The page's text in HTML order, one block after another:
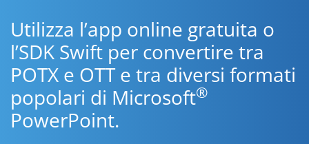
Utilizza l’app online gratuita o
l’SDK Swift per convertire tra
POTX e OTT e tra diversi formati
popolari di Microsoft®
PowerPoint.